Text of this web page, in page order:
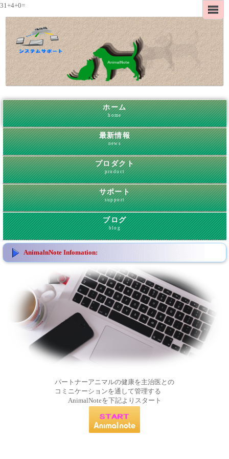
31+4+0=
ホーム
home
最新情報
news
プロダクト
product
サポート
support
ブログ
blog
AnimalnNote Infomation:
パートナーアニマルの健康を主治医との
コミニケーションを通して管理する
AnimalNoteを下記よりスタート